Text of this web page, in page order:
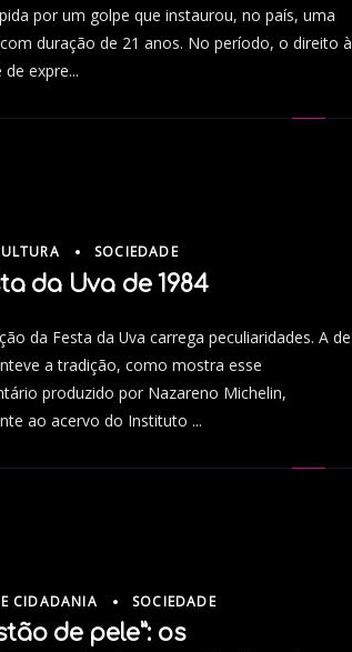
por um golpe que instaurou, no país, uma
duração de 21 anos. No período, o direito à
expre...
SOCIEDADE
da Uva de 1984
da Festa da Uva carrega peculiaridades. A de
a tradição, como mostra esse
produzido por Nazareno Michelin,
ao acervo do Instituto ...
CIDADANIA SOCIEDADE
de pele”: os